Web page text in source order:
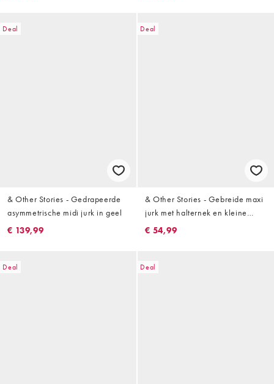
Deal
& Other Stories - Gedrapeerde
asymmetrische midi jurk in geel
€ 139,99
Deal
& Other Stories - Gebreide maxi
jurk met halternek en kleine
uitsnijding in space-dye oranje
€ 54,99
Deal Deal